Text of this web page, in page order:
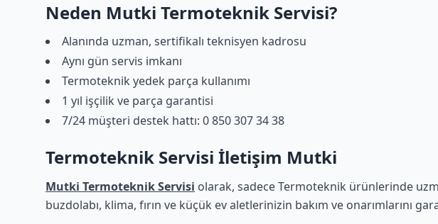
Neden Mutki Termoteknik Servisi?
Alanında uzman, sertifikalı teknisyen kadrosu
Aynı gün servis imkanı
Termoteknik yedek parça kullanımı
1 yıl işçilik ve parça garantisi
7/24 müşteri destek hattı: 0 850 307 34 38
Termoteknik Servisi İletişim Mutki
Mutki Termoteknik Servisi olarak, sadece Termoteknik ürünlerinde
buzdolabı, klima, fırın ve küçük ev aletlerinizin bakım ve onarımlarını